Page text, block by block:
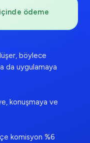
içinde ödeme
böylece
da uygulamaya
konuşmaya ve
komisyon %6